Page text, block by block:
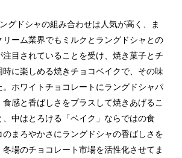
グドシャの組み合わせは人気が高く、ま
リーム業界でもミルクとラングドシャとの
目されていることを受け、焼き菓子とチ
時に楽しめる焼きチョコベイクで、その味
。ホワイトチョコレートにラングドシャパ
感と香ばしさをプラスして焼きあげるこ
、中はとろける「ベイク」ならではの食
まろやかさにラングドシャの香ばしさを
場のチョコレート市場を活性化させてま